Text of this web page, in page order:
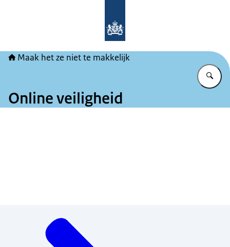
Maak het ze niet te makkelijk
Online veiligheid